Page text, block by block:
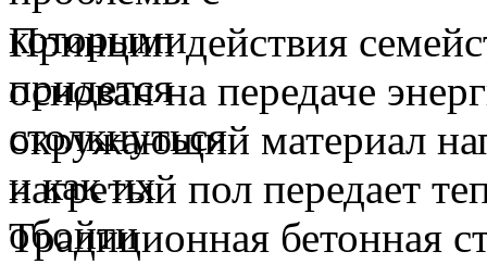
Принцип действия
основан на передаче
окружающий материал
нагретый пол передает
Традиционная бетонная